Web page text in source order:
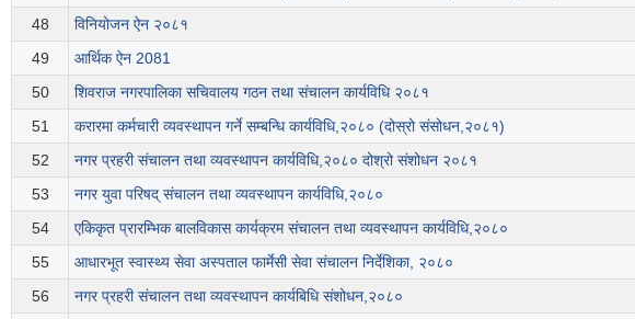
48
विनियोजन ऐन २०८१
49
आर्थिक ऐन 2081
50
शिवराज नगरपालिका सचिवालय गठन तथा संचालन कार्यविधि २०८१
51
करारमा कर्मचारी व्यवस्थापन गर्ने सम्बन्धि कार्यविधि,२०८० (दोस्रो संसोधन,२०८१)
52
नगर प्रहरी संचालन तथा व्यवस्थापन कार्यविधि,२०८० दोश्रो संशोधन २०८१
53
नगर युवा परिषद् संचालन तथा व्यवस्थापन कार्यविधि,२०८०
54
एकिकृत प्रारम्भिक बालविकास कार्यक्रम संचालन तथा व्यवस्थापन कार्यविधि,२०८०
55
आधारभूत स्वास्थ्य सेवा अस्पताल फार्मेसी सेवा संचालन निर्देशिका, २०८०
56
नगर प्रहरी संचालन तथा व्यवस्थापन कार्यबिधि संशोधन,२०८०